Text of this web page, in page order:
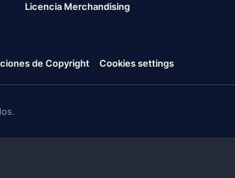
Licencia Merchandising
de Copyright Cookies settings